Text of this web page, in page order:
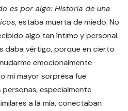
es por algo: Historia de una
, estaba muerta de miedo. No
algo tan íntimo y personal.
daba vértigo, porque en cierto
emocionalmente
mi mayor sorpresa fue
especialmente
a la mía, conectaban